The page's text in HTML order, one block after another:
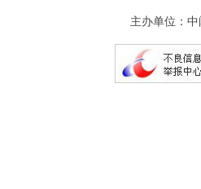
主办单位：